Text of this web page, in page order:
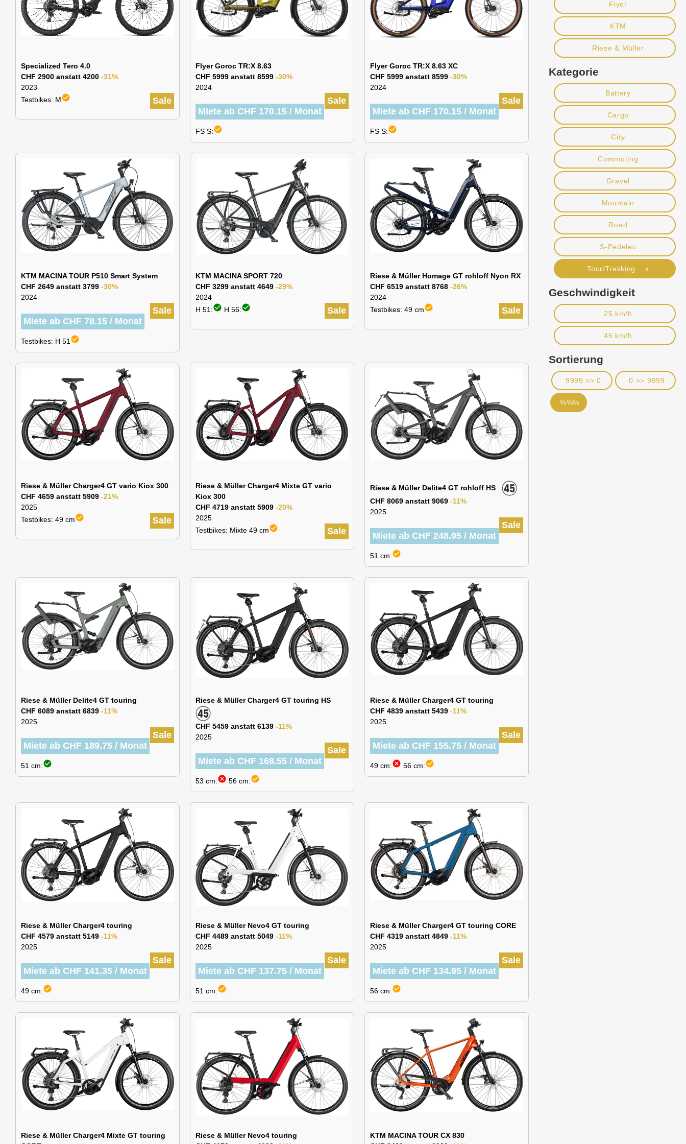
Specialized Tero 4.0
CHF 2900 anstatt 4200 -31%
2023
Sale
Testbikes: Mcheck_circle
Flyer Goroc TR:X 8.63
CHF 5999 anstatt 8599 -30%
2024
Sale
Miete ab CHF 170.15 / Monat
FS S:check_circle
Flyer Goroc TR:X 8.63 XC
CHF 5999 anstatt 8599 -30%
2024
Sale
Miete ab CHF 170.15 / Monat
FS S:check_circle
KTM MACINA TOUR P510 Smart System
CHF 2649 anstatt 3799 -30%
2024
Sale
Miete ab CHF 78.15 / Monat
Testbikes: H 51 check_circle
KTM MACINA SPORT 720
CHF 3299 anstatt 4649 -29%
2024
Sale
H 51:check_circle H 56:check_circle
Riese & Müller Homage GT rohloff Nyon RX
CHF 6519 anstatt 8768 -26%
2024
Sale
Testbikes: 49 cmcheck_circle
Riese & Müller Charger4 GT vario Kiox 300
CHF 4659 anstatt 5909 -21%
2025
Sale
Testbikes: 49 cmcheck_circle
Riese & Müller Charger4 Mixte GT vario
Kiox 300
CHF 4719 anstatt 5909 -20%
2025
Sale
Testbikes: Mixte 49 cmcheck_circle
Riese & Müller Delite4 GT rohloff HS
CHF 8069 anstatt 9069 -11%
2025
Sale
Miete ab CHF 248.95 / Monat
51 cm:check_circle
Riese & Müller Delite4 GT touring
CHF 6089 anstatt 6839 -11%
2025
Sale
Miete ab CHF 189.75 / Monat
51 cm:check_circle
Riese & Müller Charger4 GT touring HS
CHF 5459 anstatt 6139 -11%
2025
Sale
Miete ab CHF 168.55 / Monat
53 cm:cancel 56 cm:check_circle
Riese & Müller Charger4 GT touring
CHF 4839 anstatt 5439 -11%
2025
Sale
Miete ab CHF 155.75 / Monat
49 cm:cancel 56 cm:check_circle
Riese & Müller Charger4 touring
CHF 4579 anstatt 5149 -11%
2025
Sale
Miete ab CHF 141.35 / Monat
49 cm:check_circle
Riese & Müller Nevo4 GT touring
CHF 4489 anstatt 5049 -11%
2025
Sale
Miete ab CHF 137.75 / Monat
51 cm:check_circle
Riese & Müller Charger4 GT touring CORE
CHF 4319 anstatt 4849 -11%
2025
Sale
Miete ab CHF 134.95 / Monat
56 cm:check_circle
Riese & Müller Charger4 Mixte GT touring
Riese & Müller Nevo4 touring
KTM MACINA TOUR CX 830
Flyer
KTM
Riese & Müller
Kategorie
Battery
Cargo
City
Commuting
Gravel
Mountain
Road
S-Pedelec
Tour/Trekking x
Geschwindigkeit
25 km/h
45 km/h
Sortierung
9999 >> 0 0 >> 9999
%%%